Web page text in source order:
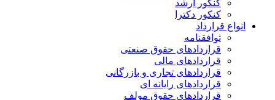
کنکور ارشد
کنکور دکترا
انواع قرارداد
توافقنامه
قراردادهای حقوق صنعتی
قراردادهای مالی
قراردادهای تجاری و بازرگانی
قراردادهای رایانه ای
قراردادهای حقوق مولف